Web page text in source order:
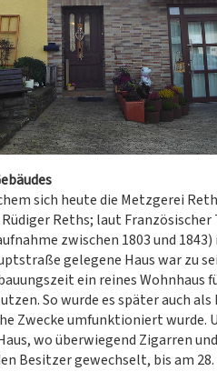
sich heute die Metzgerei
Rüdiger Reths; laut
zwischen 1803 und
gelegene Haus war zu
ein reines Wohnhaus
So wurde es später auch
Zwecke umfunktioniert wurde.
wo überwiegend Zigarren
Besitzer gewechselt, bis am